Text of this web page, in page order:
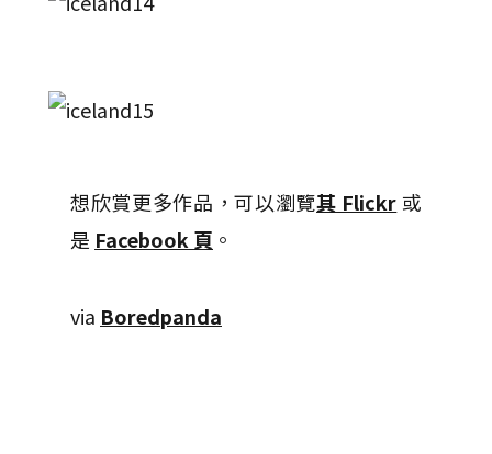
想欣賞更多作品，可以瀏覽其 Flickr 或
是 Facebook 頁 。
via Boredpanda